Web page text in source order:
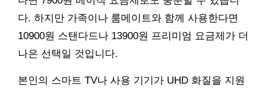
다. 하지만 가족이나 룸메이트와 함께 사용한다면
10900원 스탠다드나 13900원 프리미엄 요금제가 더
나은 선택일 것입니다.
본인의 스마트 TV나 사용 기기가 UHD 화질을 지원